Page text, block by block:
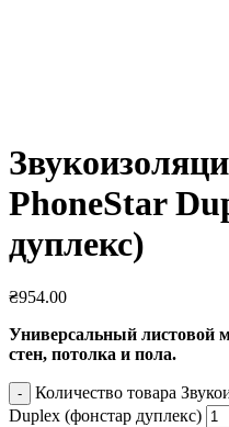
PhoneStar
дуплекс)
₴954.00
Универсальный листовой
стен, потолка и пола.
Количество товара
Duplex (фонстар дуплекс)